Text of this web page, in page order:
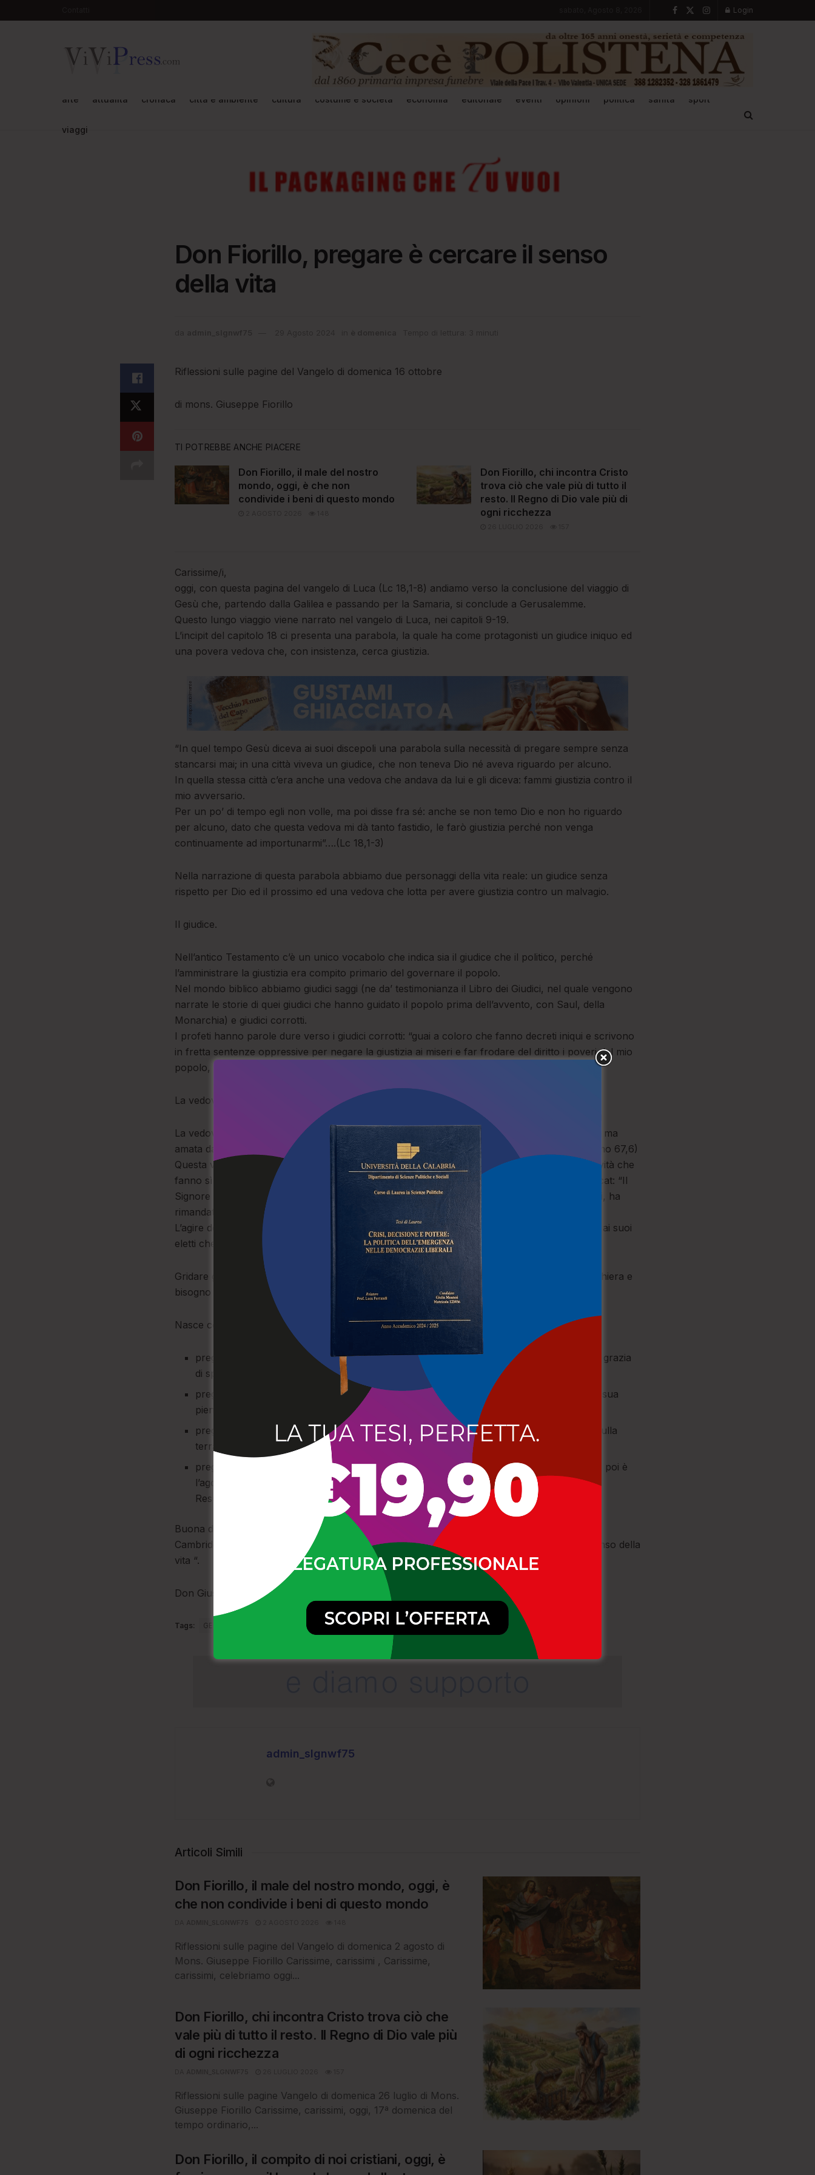
Login
arte attualità cronaca città e ambiente cultura costume e società economia editoriale eventi opinioni politica sanità sport
viaggi
Don Fiorillo, pregare è cercare il senso
della vita
Riflessioni sulle pagine del Vangelo di domenica 16 ottobre
di mons. Giuseppe Fiorillo
TI POTREBBE ANCHE PIACERE
Don Fiorillo, il male del nostro
mondo, oggi, è che non
condivide i beni di questo mondo
Don Fiorillo, chi incontra Cristo
trova ciò che vale più di tutto il
resto. Il Regno di Dio vale più di
ogni ricchezza
Carissime/i,
oggi, con questa pagina del vangelo di Luca (Lc 18,1-8) andiamo verso la conclusione del viaggio di
Gesù che, partendo dalla Galilea e passando per la Samaria, si conclude a Gerusalemme.
Questo lungo viaggio viene narrato nel vangelo di Luca, nei capitoli 9-19.
L’incipit del capitolo 18 ci presenta una parabola, la quale ha come protagonisti un giudice iniquo ed
una povera vedova che, con insistenza, cerca giustizia.
“In quel tempo Gesù diceva ai suoi discepoli una parabola sulla necessità di pregare sempre senza
stancarsi mai; in una città viveva un giudice, che non teneva Dio né aveva riguardo per alcuno.
In quella stessa città c’era anche una vedova che andava da lui e gli diceva: fammi giustizia contro il
mio avversario.
Per un po’ di tempo egli non volle, ma poi disse fra sé: anche se non temo Dio e non ho riguardo
per alcuno, dato che questa vedova mi dà tanto fastidio, le farò giustizia perché non venga
continuamente ad importunarmi”….(Lc 18,1-3)
Nella narrazione di questa parabola abbiamo due personaggi della vita reale: un giudice senza
rispetto per Dio ed il prossimo ed una vedova che lotta per avere giustizia contro un malvagio.
Il giudice.
Nell’antico Testamento c’è un unico vocabolo che indica sia il giudice che il politico, perché
l’amministrare la giustizia era compito primario del governare il popolo.
Nel mondo biblico abbiamo giudici saggi (ne da’ testimonianza il Libro dei Giudici, nel quale vengono
narrate le storie di quei giudici che hanno guidato il popolo prima dell’avvento, con Saul, della
Monarchia) e giudici corrotti.
I profeti hanno parole dure verso i giudici corrotti: “guai a coloro che fanno decreti iniqui e scrivono
in fretta sentenze oppressive per negare la giustizia ai miseri e far frodare del diritto i poveri del mio
popolo, per fare delle vedove la loro preda e per spogliare gli orfani”(Isaia 10,1-2).
La vedova.
La vedova della parabola simboleggia la categoria sociale debole e senza protezione umana, ma
amata da Dio quale suo “goel”, avvocato e difensore: “padre degli orfani e delle vedove”(Salmo 67,6)
Questa vedova possiede due cose: la convinzione di essere nel giusto e la tenacia: due positività che
fanno sì che si realizzi il suo progetto che, poi, è il progetto annunziato da Maria nel magnificat: “Il
Signore ha rovesciato i potenti dai troni, ha innalzato gli umili, ha ricolmato di beni gli affamati, ha
rimandato i ricchi a mani vuote”(1,52-53).
L’agire della vedova, con ostinazione e tenacia, fa dire a Gesù: “e Dio non farà forse giustizia ai suoi
eletti che gridano giorno e notte verso di Lui?”
Gridare giorno e notte è stare in comunione con Dio, attraverso un colloquio , che si fa preghiera e
bisogno di pregare senza stancarsi mai.
Nasce così l’esigenza di:
pregare sempre, perché Lui, che ci ha amato tanto da dare la vita per noi, ci conceda la grazia
di spendere scampoli della nostra esistenza per gli altri;
pregare , perché siamo piccoli, e Lui e solo Lui, può colmare la nostra pochezza con la sua
pienezza di Grazia;
pregare, perché Lui, che ci ha chiamato a lavorare nella sua vigna, ci aiuti a realizzare sulla
terra il suo Regno di Giustizia e di Pace;
pregare , perché la nostra partecipazione all’agonia di Gesù nell’orto del Getsemani (che poi è
l’agonia di questo nostro mondo!) ci porti a vivere, dopo tre giorni di morte, la gioia della
Resurrezione nella compagnia degli uomini.
Buona domenica con l’enigmatico messaggio del filosofo Ludowig Wittgenstein (Vienna 1889-
Cambridge 1951): “Io non credo in Dio, ma prego tutti i giorni. Per me pregare è cercare il senso della
vita “.
Don Giuseppe Fiorillo
Tags: GESÙ
admin_slgnwf75
Articoli Simili
Don Fiorillo, il male del nostro mondo, oggi, è
che non condivide i beni di questo mondo
Riflessioni sulle pagine del Vangelo di domenica 2 agosto di
Mons. Giuseppe Fiorillo Carissime, carissimi , Carissime,
carissimi, celebriamo oggi...
Don Fiorillo, chi incontra Cristo trova ciò che
vale più di tutto il resto. Il Regno di Dio vale più
di ogni ricchezza
Riflessioni sulle pagine Vangelo di domenica 26 luglio di Mons.
Giuseppe Fiorillo Carissime, carissimi, oggi, 17ª domenica del
tempo ordinario,...
Don Fiorillo, il compito di noi cristiani, oggi, è